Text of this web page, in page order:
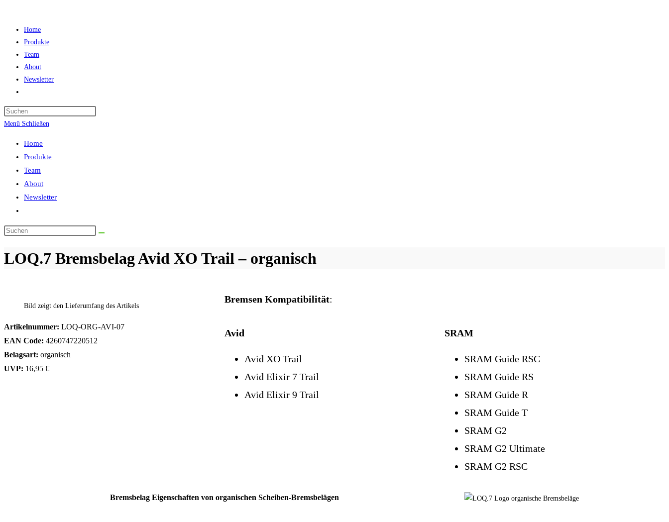
springen
Home
Produkte
Team
About
Newsletter
umschalten
Menü Schließen
Home
Produkte
Team
About
Newsletter
umschalten
Diese
durchsuchen
LOQ.7 Bremsbelag Avid XO Trail – organisch
Bild zeigt den Lieferumfang des Artikels
Artikelnummer: LOQ-ORG-AVI-07
EAN Code: 4260747220512
Belagsart: organisch
UVP: 16,95 €
Bremsen Kompatibilität:
Avid
Avid XO Trail
Avid Elixir 7 Trail
Avid Elixir 9 Trail
SRAM
SRAM Guide RSC
SRAM Guide RS
SRAM Guide R
SRAM Guide T
SRAM G2
SRAM G2 Ultimate
SRAM G2 RSC
Bremsbelag Eigenschaften von organischen Scheiben-Bremsbelägen